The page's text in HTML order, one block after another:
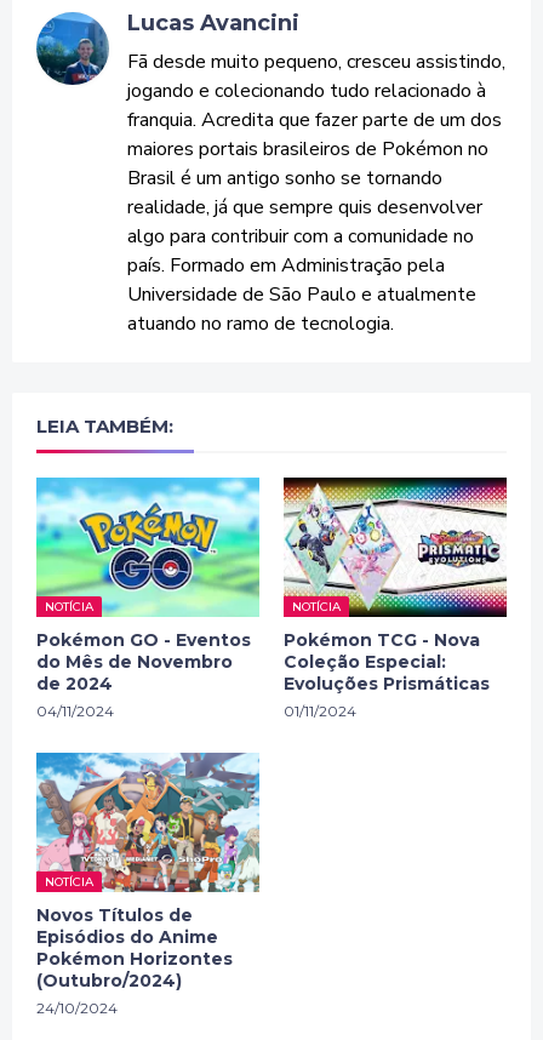
Lucas Avancini
Fã desde muito pequeno, cresceu assistindo,
jogando e colecionando tudo relacionado à
franquia. Acredita que fazer parte de um dos
maiores portais brasileiros de Pokémon no
Brasil é um antigo sonho se tornando
realidade, já que sempre quis desenvolver
algo para contribuir com a comunidade no
país. Formado em Administração pela
Universidade de São Paulo e atualmente
atuando no ramo de tecnologia.
LEIA TAMBÉM:
NOTÍCIA
Pokémon GO - Eventos
do Mês de Novembro
de 2024
04/11/2024
NOTÍCIA
Pokémon TCG - Nova
Coleção Especial:
Evoluções Prismáticas
01/11/2024
NOTÍCIA
Novos Títulos de
Episódios do Anime
Pokémon Horizontes
(Outubro/2024)
24/10/2024